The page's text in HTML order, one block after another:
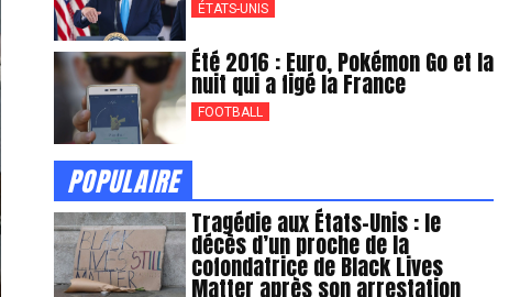
ÉTATS-UNIS
Été 2016 : Euro, Pokémon Go et la
nuit qui a figé la France
FOOTBALL
POPULAIRE
Tragédie aux États-Unis : le
décès d’un proche de la
cofondatrice de Black Lives
Matter après son arrestation